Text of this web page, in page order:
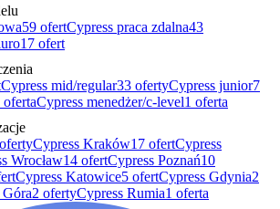
59 ofertCypress praca zdalna43
17 ofert
Cypress mid/regular33 ofertyCypress junior7
ofertaCypress menedżer/c-level1 oferta
ofertyCypress Kraków17 ofertCypress
Wrocław14 ofertCypress Poznań10
Cypress Katowice5 ofertCypress Gdynia2
2 ofertyCypress Rumia1 oferta